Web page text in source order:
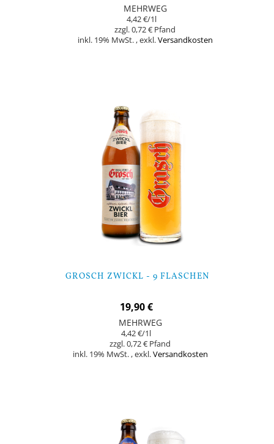
MEHRWEG
4,42 €/1l
0,72 €
inkl. 19% MwSt. ,exkl.Versandkosten
GROSCH ZWICKL - 9 FLASCHEN
19,90 €
MEHRWEG
4,42 €/1l
0,72 €
inkl. 19% MwSt. ,exkl.Versandkosten